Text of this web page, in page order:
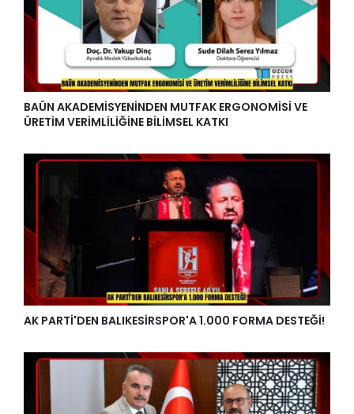
BAÜN AKADEMİSYENİNDEN MUTFAK ERGONOMİSİ VE
ÜRETİM VERİMLİLİĞİNE BİLİMSEL KATKI
AK PARTİ'DEN BALIKESİRSPOR'A 1.000 FORMA DESTEĞİ!